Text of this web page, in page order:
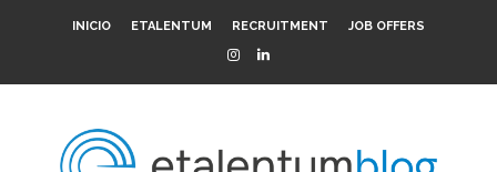
INICIO ETALENTUM RECRUITMENT JOB OFFERS